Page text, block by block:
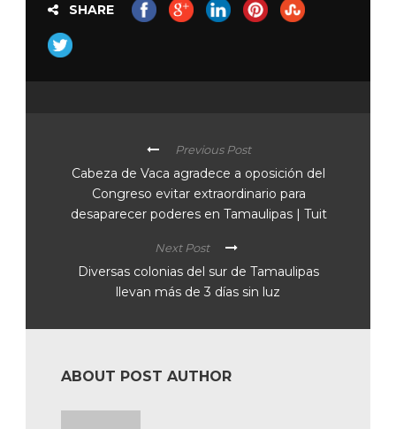
SHARE
Previous Post
Cabeza de Vaca agradece a oposición del
Congreso evitar extraordinario para
desaparecer poderes en Tamaulipas | Tuit
Next Post
Diversas colonias del sur de Tamaulipas
llevan más de 3 días sin luz
ABOUT POST AUTHOR